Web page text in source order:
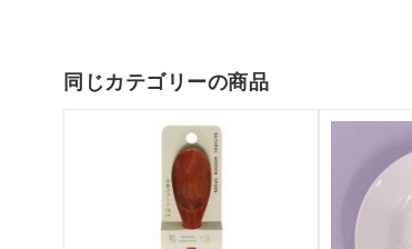
同じカテゴリーの商品